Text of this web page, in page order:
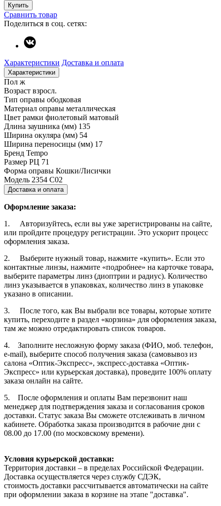
Купить
Сравнить товар
Поделиться в соц. сетях:
Характеристики Доставка и оплата
Характеристики
Пол ж
Возраст взросл.
Тип оправы ободковая
Материал оправы металлическая
Цвет рамки фиолетовый матовый
Длина заушника (мм) 135
Ширина окуляра (мм) 54
Ширина переносицы (мм) 17
Бренд Tempo
Размер РЦ 71
Форма оправы Кошки/Лисички
Модель 2354 С02
Доставка и оплата
Оформление заказа:
1. Авторизуйтесь, если вы уже зарегистрированы на сайте,
или пройдите процедуру регистрации. Это ускорит процесс
оформления заказа.
2. Выберите нужный товар, нажмите «купить». Если это
контактные линзы, нажмите «подробнее» на карточке товара,
выберите параметры линз (диоптрии и радиус). Количество
линз указывается в упаковках, количество линз в упаковке
указано в описании.
3. После того, как Вы выбрали все товары, которые хотите
купить, переходите в раздел «корзина» для оформления заказа,
там же можно отредактировать список товаров.
4. Заполните несложную форму заказа (ФИО, моб. телефон,
e-mail), выберите способ получения заказа (самовывоз из
салона «Оптик-Экспресс», экспресс-доставка «Оптик-
Экспресс» или курьерская доставка), проведите 100% оплату
заказа онлайн на сайте.
5. После оформления и оплаты Вам перезвонит наш
менеджер для подтверждения заказа и согласования сроков
доставки. Статус заказа Вы сможете отслеживать в личном
кабинете. Обработка заказа производится в рабочие дни с
08.00 до 17.00 (по московскому времени).
Условия курьерской доставки:
Территория доставки – в пределах Российской Федерации.
Доставка осуществляется через службу СДЭК,
стоимость доставки рассчитывается автоматически на сайте
при оформлении заказа в корзине на этапе "доставка".